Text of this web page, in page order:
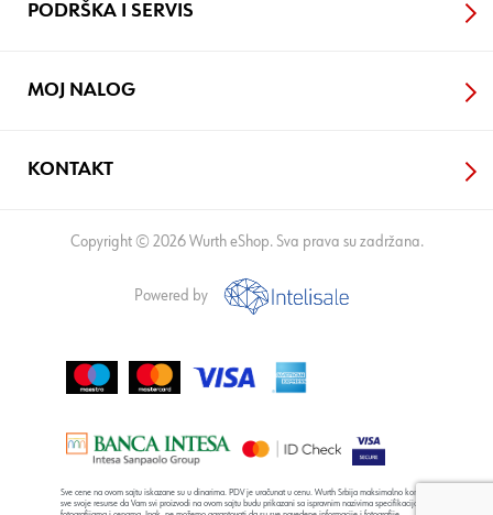
PODRŠKA I SERVIS
MOJ NALOG
KONTAKT
Copyright © 2026 Wurth eShop. Sva prava su zadržana.
Powered by
Sve cene na ovom sajtu iskazane su u dinarima. PDV je uračunat u cenu. Wurth Srbija maksimalno koristi
sve svoje resurse da Vam svi proizvodi na ovom sajtu budu prikazani sa ispravnim nazivima specifikacija,